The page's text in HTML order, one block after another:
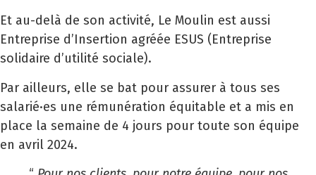
Et au-delà de son activité, Le Moulin est aussi
Entreprise d’Insertion agréée ESUS (Entreprise
solidaire d’utilité sociale).
Par ailleurs, elle se bat pour assurer à tous ses
salarié·es une rémunération équitable et a mis en
place la semaine de 4 jours pour toute son équipe
en avril 2024.